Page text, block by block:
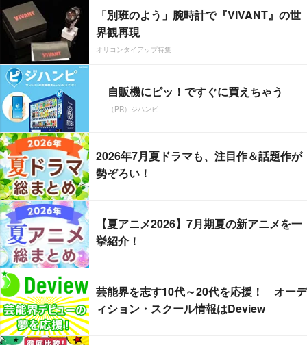
「別班のよう」腕時計で『VIVANT』の世
界観再現
オリコンタイアップ特集
自販機にピッ！ですぐに買えちゃう
（PR）ジハンピ
2026年7月夏ドラマも、注目作＆話題作が
勢ぞろい！
【夏アニメ2026】7月期夏の新アニメを一
挙紹介！
芸能界を志す10代～20代を応援！ オーデ
ィション・スクール情報はDeview